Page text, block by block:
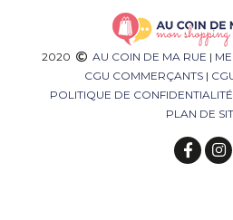
2020 AU COIN DE MA RUE |
CGU COMMERÇANTS |
POLITIQUE DE CONFIDENTIALITÉ
PLAN DE